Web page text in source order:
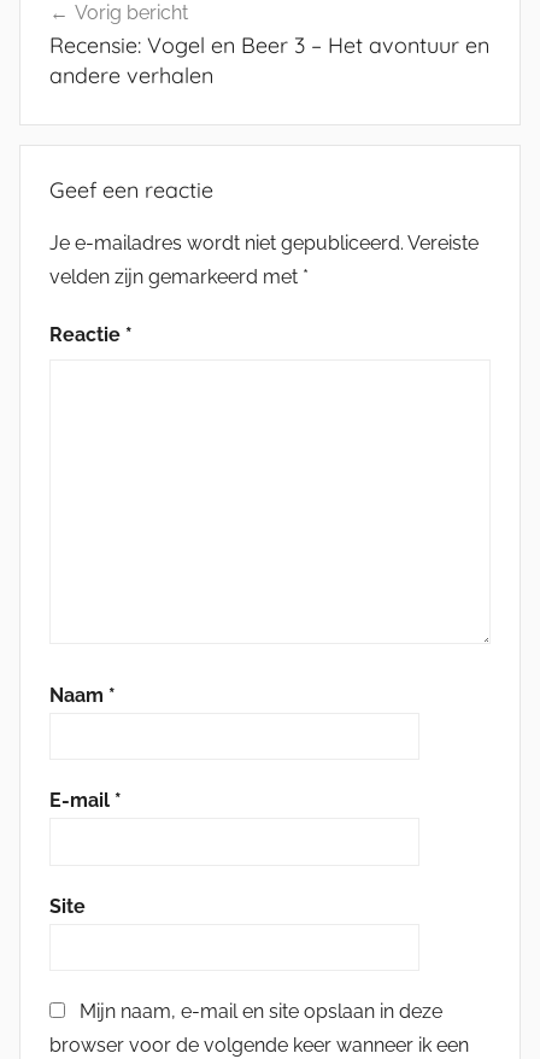
navigatie
Vorig bericht
Recensie: Vogel en Beer 3 – Het avontuur en
andere verhalen
Geef een reactie
Je e-mailadres wordt niet gepubliceerd. Vereiste
velden zijn gemarkeerd met *
Reactie *
Naam *
E-mail *
Site
Mijn naam, e-mail en site opslaan in deze
browser voor de volgende keer wanneer ik een